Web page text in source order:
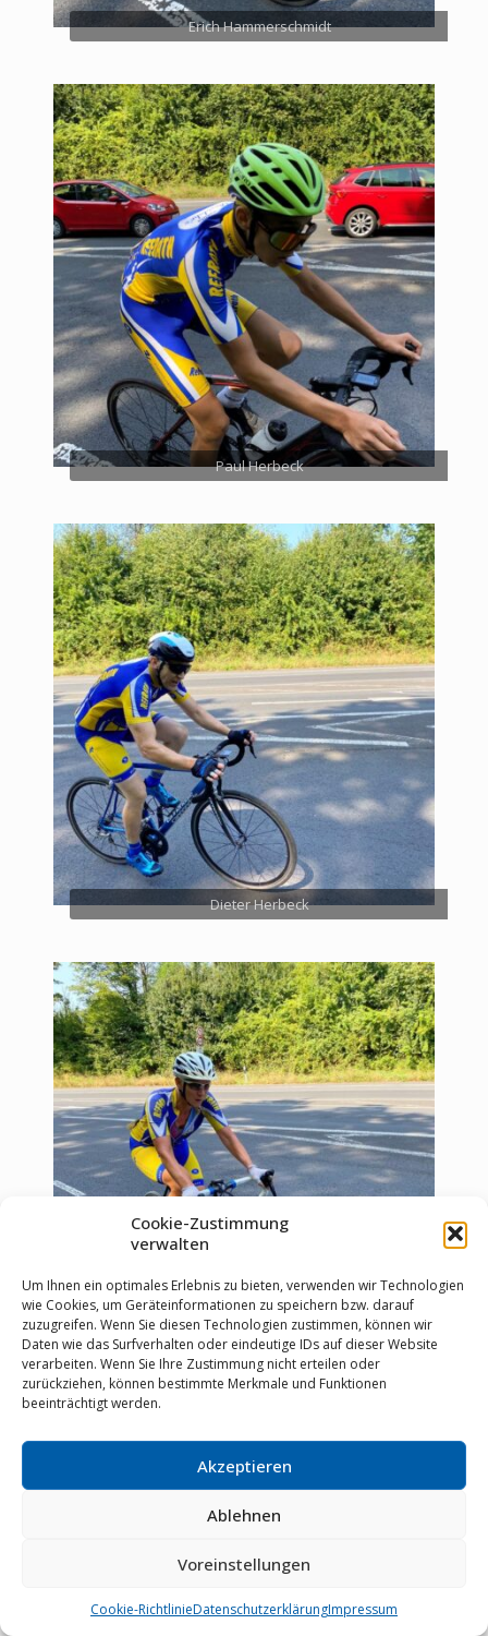
Cookie-Zustimmung
verwalten
Um Ihnen ein optimales Erlebnis zu bieten, verwenden wir Technologien
wie Cookies, um Geräteinformationen zu speichern bzw. darauf
zuzugreifen. Wenn Sie diesen Technologien zustimmen, können wir
Daten wie das Surfverhalten oder eindeutige IDs auf dieser Website
verarbeiten. Wenn Sie Ihre Zustimmung nicht erteilen oder
zurückziehen, können bestimmte Merkmale und Funktionen
beeinträchtigt werden.
Akzeptieren
Ablehnen
Voreinstellungen
Cookie-RichtlinieDatenschutzerklärungImpressum
Erich Hammerschmidt
Paul Herbeck
Dieter Herbeck
Gabi Zollfrank